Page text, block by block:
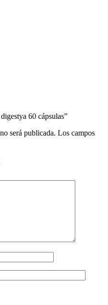
60 cápsulas”
será publicada. Los campos